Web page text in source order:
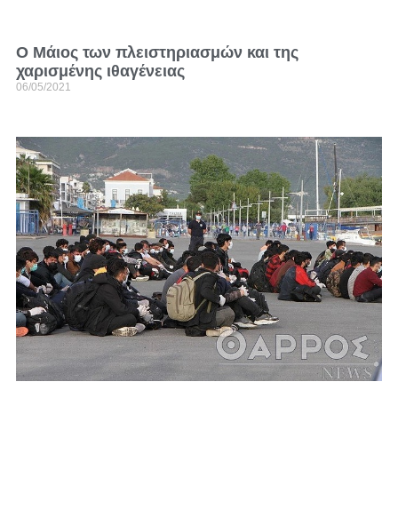
Ο Μάιος των πλειστηριασμών και της
χαρισμένης ιθαγένειας
06/05/2021